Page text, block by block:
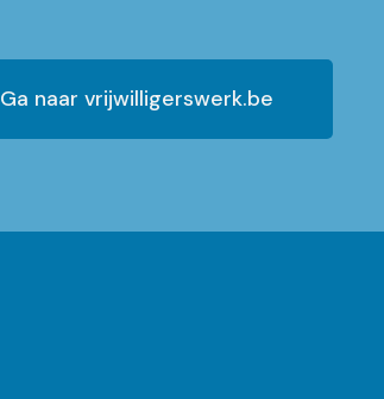
Ga naar vrijwilligerswerk.be